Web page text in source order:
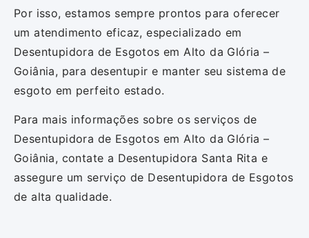
Por isso, estamos sempre prontos para oferecer
um atendimento eficaz, especializado em
Desentupidora de Esgotos em Alto da Glória –
Goiânia, para desentupir e manter seu sistema de
esgoto em perfeito estado.
Para mais informações sobre os serviços de
Desentupidora de Esgotos em Alto da Glória –
Goiânia, contate a Desentupidora Santa Rita e
assegure um serviço de Desentupidora de Esgotos
de alta qualidade.